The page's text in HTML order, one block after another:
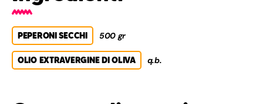
PEPERONI SECCHI 500 gr
OLIO EXTRAVERGINE DI OLIVA q.b.